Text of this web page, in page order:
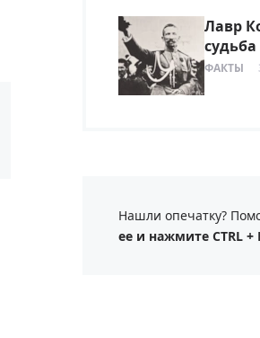
Лавр
ФАКТЫ
Нашли опечатку?
ее и нажмите CTRL +